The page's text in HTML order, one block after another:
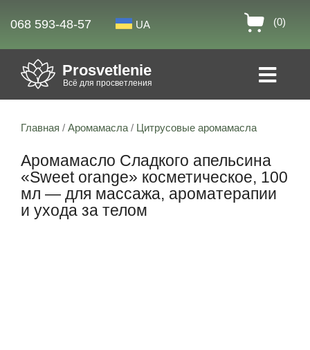
068 593-48-57 UA (0)
Prosvetlenie
Всё для просветления
Главная / Аромамасла / Цитрусовые аромамасла
Аромамасло Сладкого апельсина
«Sweet orange» косметическое, 100
мл — для массажа, ароматерапии
и ухода за телом